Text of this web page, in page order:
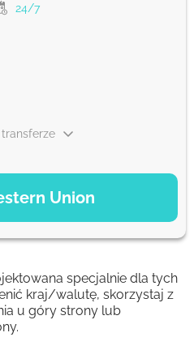
24/7
Union
1-2 min
specjalnie dla tych
kraj/walutę, skorzystaj z
u góry strony lub